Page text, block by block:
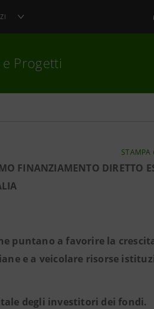
e Progetti
STAMPA
FINANZIAMENTO DIRETTO
puntano a favorire la
e a veicolare risorse
degli investitori dei fondi.